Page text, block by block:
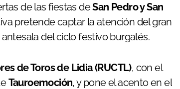
de las fiestas deSan Pedro y San
pretende captar la atención del gran
del ciclo festivo burgalés.
de Toros de Lidia (RUCTL), con el
Tauroemoción, y pone el acento en el